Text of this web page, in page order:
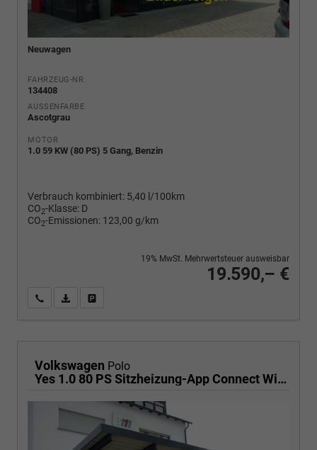
Neuwagen
FAHRZEUG-NR.
134408
AUSSENFARBE
Ascotgrau
MOTOR
1.0 59 KW (80 PS) 5 Gang, Benzin
Verbrauch kombiniert: 5,40 l/100km
CO2-Klasse: D
CO2-Emissionen: 123,00 g/km
19.590,– €
19% MwSt. Mehrwertsteuer ausweisbar
Wir rufen Sie anPDF-Fahrzeugexposé drucken
Volkswagen Polo
Yes 1.0 80 PS Sitzheizung-App Connect Wireless-Einparkhilfe-Klima-Sofort